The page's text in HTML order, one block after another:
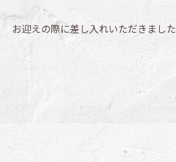
お迎えの際に差し入れいただきました